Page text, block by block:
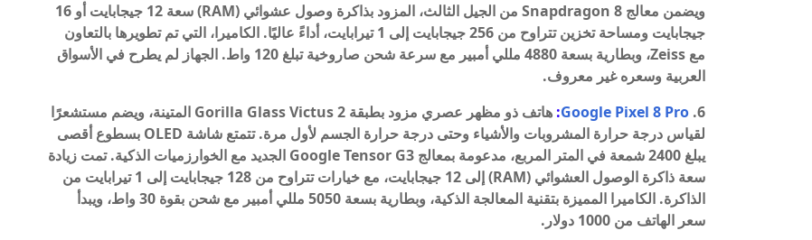
ويضمن معالج Snapdragon 8 من الجيل الثالث، المزود بذاكرة وصول عشوائي (RAM) سعة 12 جيجابايت أو 16
جيجابايت ومساحة تخزين تتراوح من 256 جيجابايت إلى 1 تيرابايت، أداءً عاليًا. الكاميرا، التي تم تطويرها بالتعاون
مع Zeiss، وبطارية بسعة 4880 مللي أمبير مع سرعة شحن صاروخية تبلغ 120 واط. الجهاز لم يطرح في الأسواق
العربية وسعره غير معروف.
6.
Google Pixel 8 Pro
:
هاتف ذو مظهر عصري مزود بطبقة Gorilla Glass Victus 2 المتينة، ويضم مستشعرًا
لقياس درجة حرارة المشروبات والأشياء وحتى درجة حرارة الجسم لأول مرة. تتمتع شاشة OLED بسطوع أقصى
يبلغ 2400 شمعة في المتر المربع، مدعومة بمعالج Google Tensor G3 الجديد مع الخوارزميات الذكية. تمت زيادة
سعة ذاكرة الوصول العشوائي (RAM) إلى 12 جيجابايت، مع خيارات تتراوح من 128 جيجابايت إلى 1 تيرابايت من
الذاكرة. الكاميرا المميزة بتقنية المعالجة الذكية، وبطارية بسعة 5050 مللي أمبير مع شحن بقوة 30 واط، ويبدأ
سعر الهاتف من 1000 دولار.